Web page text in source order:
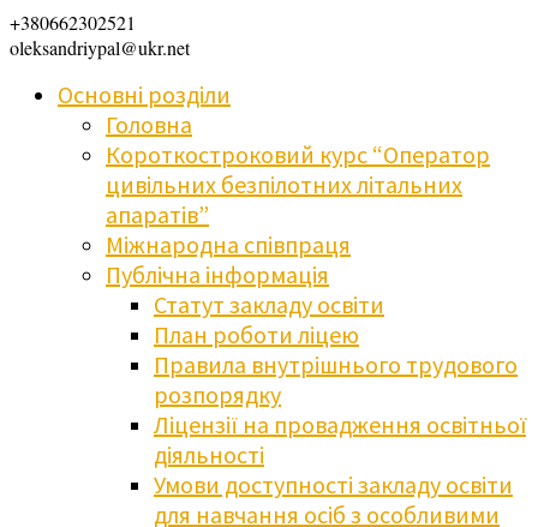
+380662302521
oleksandriypal@ukr.net
Основні розділи
Головна
Короткостроковий курс “Оператор
цивільних безпілотних літальних
апаратів”
Міжнародна співпраця
Публічна інформація
Статут закладу освіти
План роботи ліцею
Правила внутрішнього трудового
розпорядку
Ліцензії на провадження освітньої
діяльності
Умови доступності закладу освіти
для навчання осіб з особливими